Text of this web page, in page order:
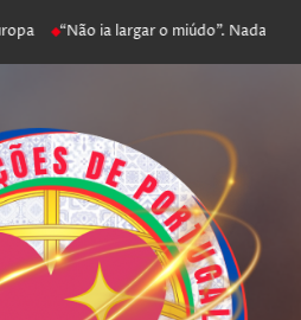
“Não ia largar o miúdo”. Nadador-